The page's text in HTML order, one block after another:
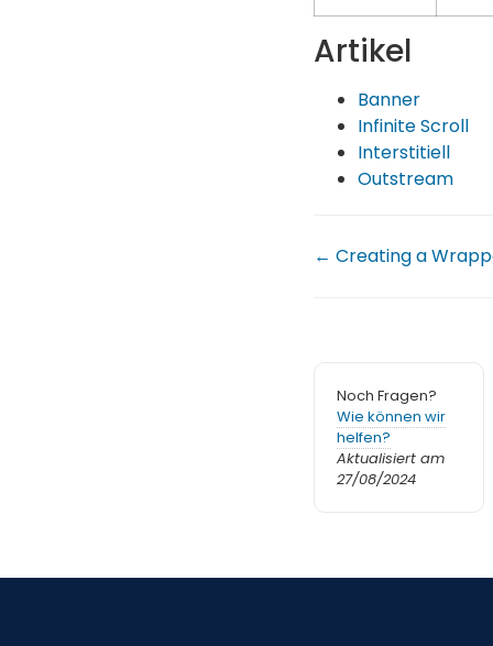
Artikel
Banner
Infinite Scroll
Interstitiell
Outstream
← Creating a
Noch Fragen?
Wie können wir
helfen?
Aktualisiert am
27/08/2024